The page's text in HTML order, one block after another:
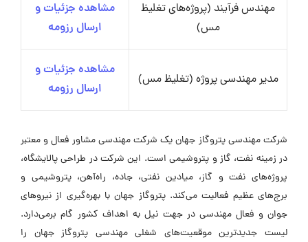
مهندس فرآیند (پروژه‌های تغلیظ
مس)
مشاهده جزئیات و
ارسال رزومه
مدیر مهندسی پروژه (تغلیظ مس)
مشاهده جزئیات و
ارسال رزومه
شرکت مهندسی پتروگاز جهان یک شرکت مهندسی مشاور فعال و معتبر
در زمینه نفت، گاز و پتروشیمی است. این شرکت در طراحی پالایشگاه،
پروژه‌های نفت و گاز، میادین نفتی، جاده، راه‌آهن، پتروشیمی و
برج‌های عظیم فعالیت می‌کند. پتروگاز جهان با بهره‌گیری از نیروهای
جوان و فعال مهندسی در جهت نیل به اهداف کشور گام برمی‌دارد.
لیست جدیدترین موقعیت‌های شغلی مهندسی پتروگاز جهان را